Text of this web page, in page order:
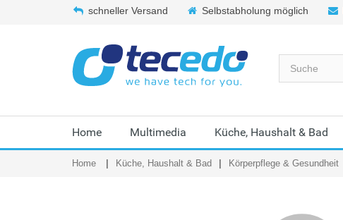
schneller Versand Selbstabholung möglich
Home Multimedia Küche, Haushalt & Bad
Home Küche, Haushalt & Bad Körperpflege & Gesundheit